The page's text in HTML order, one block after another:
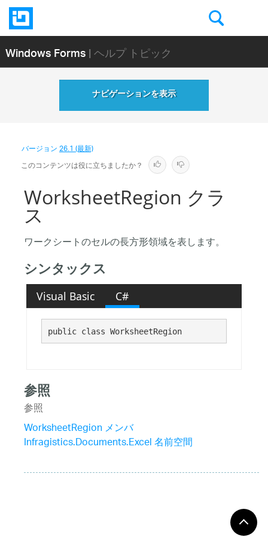
Windows Forms| ヘルプ トピック
ナビゲーションを表示
バージョン26.1 (最新)
このコンテンツは役に立ちましたか？
WorksheetRegion クラ
ス
ワークシートのセルの長方形領域を表します。
シンタックス
Visual Basic C#
public class WorksheetRegion
参照
参照
WorksheetRegion メンバ
Infragistics.Documents.Excel 名前空間